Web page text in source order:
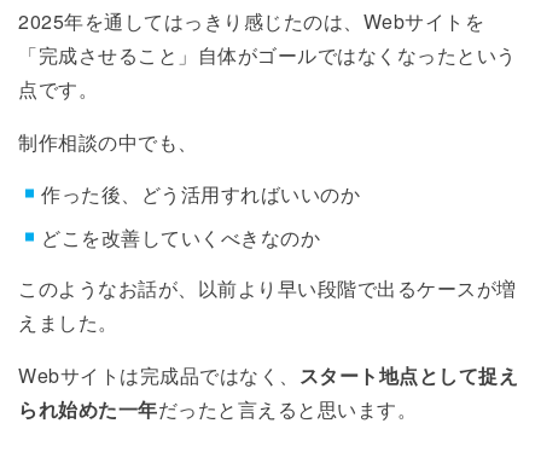
2025年を通してはっきり感じたのは、Webサイトを
「完成させること」自体がゴールではなくなったという
点です。
制作相談の中でも、
作った後、どう活用すればいいのか
どこを改善していくべきなのか
このようなお話が、以前より早い段階で出るケースが増
えました。
Webサイトは完成品ではなく、 スタート地点として捉え
られ始めた一年だったと言えると思います。